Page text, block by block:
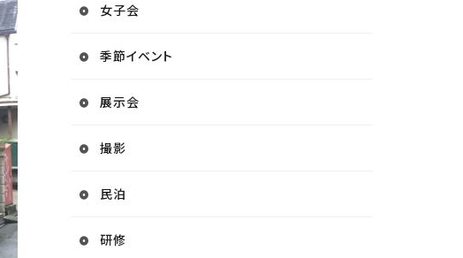
女子会
季節イベント
展示会
撮影
民泊
研修